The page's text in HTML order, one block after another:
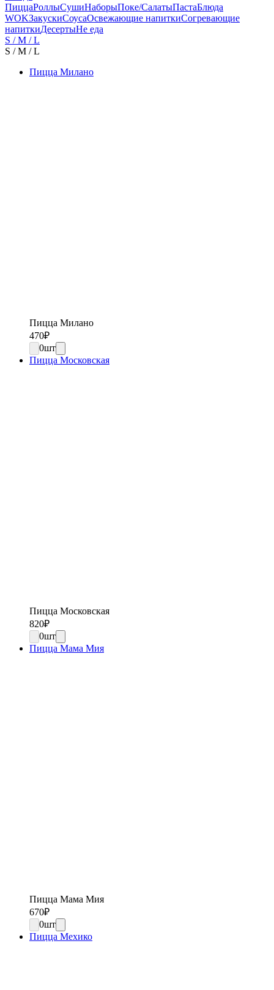
ПиццаРоллыСушиНаборыПоке/СалатыПастаБлюда
WOKЗакускиСоусаОсвежающие напиткиСогревающие
напиткиДесертыНе еда
S / M / L
S / M / L
Пицца Милано
Пицца Милано
470₽
0шт
Пицца Московская
Пицца Московская
820₽
0шт
Пицца Мама Мия
Пицца Мама Мия
670₽
0шт
Пицца Мехико